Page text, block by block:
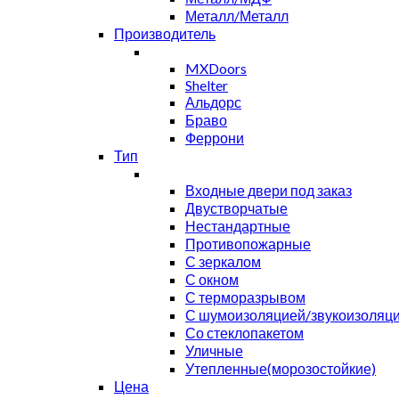
Металл/Металл
Производитель
MXDoors
Shelter
Альдорс
Браво
Феррони
Тип
Входные двери под заказ
Двустворчатые
Нестандартные
Противопожарные
С зеркалом
С окном
С терморазрывом
С шумоизоляцией/
Со стеклопакетом
Уличные
Утепленные(морозостойкие)
Цена